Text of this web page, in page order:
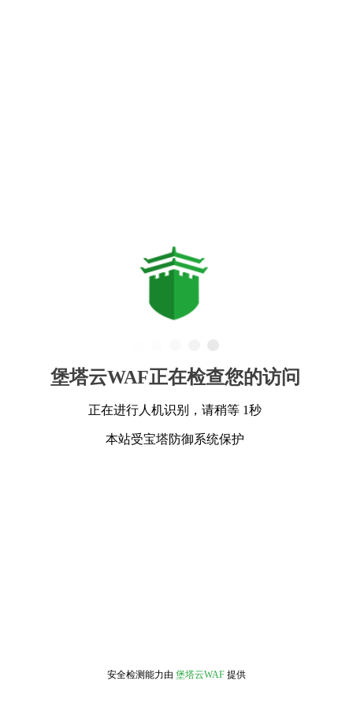
堡塔云WAF正在检查您的访问
正在进行人机识别，请稍等 1秒
本站受宝塔防御系统保护
安全检测能力由 堡塔云WAF 提供